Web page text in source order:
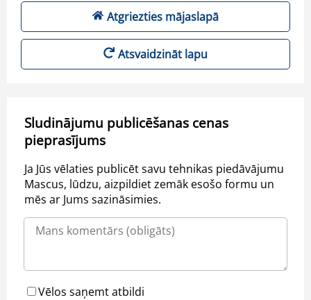
Atgriezties mājaslapā
Atsvaidzināt lapu
Sludinājumu publicēšanas cenas
pieprasījums
Ja Jūs vēlaties publicēt savu tehnikas piedāvājumu
Mascus, lūdzu, aizpildiet zemāk esošo formu un
mēs ar Jums sazināsimies.
Vēlos saņemt atbildi